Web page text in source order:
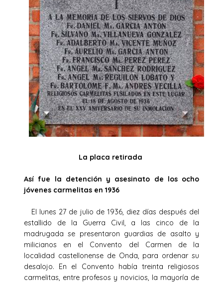
La placa retirada
Así fue la detención y asesinato de los ocho
jóvenes carmelitas en 1936
El lunes 27 de julio de 1936, diez días después del
estallido de la Guerra Civil, a las cinco de la
madrugada se presentaron guardias de asalto y
milicianos en el Convento del Carmen de la
localidad castellonense de Onda, para ordenar su
desalojo. En el Convento había treinta religiosos
carmelitas, entre profesos y novicios, la mayoría de